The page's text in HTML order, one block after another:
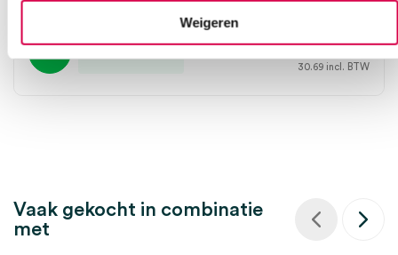
Weigeren
25.36
30.69 incl. BTW
Vaak gekocht in combinatie
met